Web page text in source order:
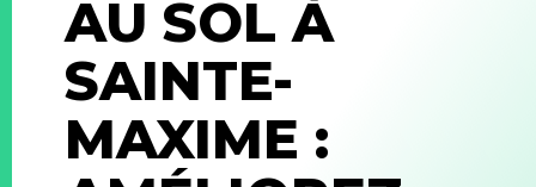
AU SOL À
SAINTE-
MAXIME :